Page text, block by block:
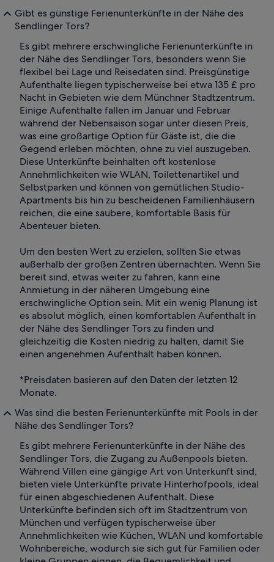
Gibt es günstige Ferienunterkünfte in der Nähe des
Sendlinger Tors?
Es gibt mehrere erschwingliche Ferienunterkünfte in
der Nähe des Sendlinger Tors, besonders wenn Sie
flexibel bei Lage und Reisedaten sind. Preisgünstige
Aufenthalte liegen typischerweise bei etwa 135 £ pro
Nacht in Gebieten wie dem Münchner Stadtzentrum.
Einige Aufenthalte fallen im Januar und Februar
während der Nebensaison sogar unter diesen Preis,
was eine großartige Option für Gäste ist, die die
Gegend erleben möchten, ohne zu viel auszugeben.
Diese Unterkünfte beinhalten oft kostenlose
Annehmlichkeiten wie WLAN, Toilettenartikel und
Selbstparken und können von gemütlichen Studio-
Apartments bis hin zu bescheidenen Familienhäusern
reichen, die eine saubere, komfortable Basis für
Abenteuer bieten.
Um den besten Wert zu erzielen, sollten Sie etwas
außerhalb der großen Zentren übernachten. Wenn Sie
bereit sind, etwas weiter zu fahren, kann eine
Anmietung in der näheren Umgebung eine
erschwingliche Option sein. Mit ein wenig Planung ist
es absolut möglich, einen komfortablen Aufenthalt in
der Nähe des Sendlinger Tors zu finden und
gleichzeitig die Kosten niedrig zu halten, damit Sie
einen angenehmen Aufenthalt haben können.
*Preisdaten basieren auf den Daten der letzten 12
Monate.
Was sind die besten Ferienunterkünfte mit Pools in der
Nähe des Sendlinger Tors?
Es gibt mehrere Ferienunterkünfte in der Nähe des
Sendlinger Tors, die Zugang zu Außenpools bieten.
Während Villen eine gängige Art von Unterkunft sind,
bieten viele Unterkünfte private Hinterhofpools, ideal
für einen abgeschiedenen Aufenthalt. Diese
Unterkünfte befinden sich oft im Stadtzentrum von
München und verfügen typischerweise über
Annehmlichkeiten wie Küchen, WLAN und komfortable
Wohnbereiche, wodurch sie sich gut für Familien oder